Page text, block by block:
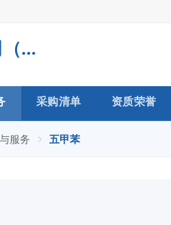
常州市力仁医药科技有限公司（生产型企业）
采购清单 资质荣誉
服务 五甲苯